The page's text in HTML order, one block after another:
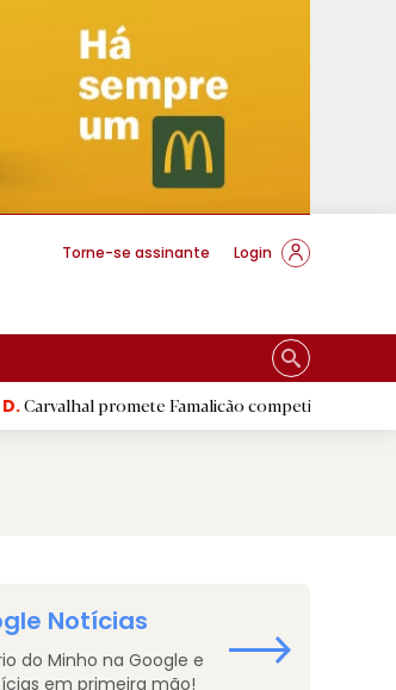
Torne-se assinante Login
promete Famalicão competitivo e ambicioso na
Notícias
do Minho na Google e
em primeira mão!